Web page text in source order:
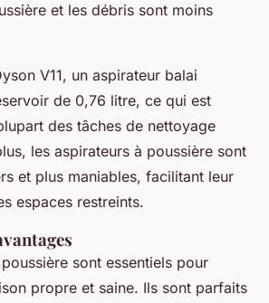
et les débris sont moins
V11, un aspirateur balai
de 0,76 litre, ce qui est
des tâches de nettoyage
les aspirateurs à poussière sont
et plus maniables, facilitant leur
espaces restreints.
sont essentiels pour
propre et saine. Ils sont parfaits